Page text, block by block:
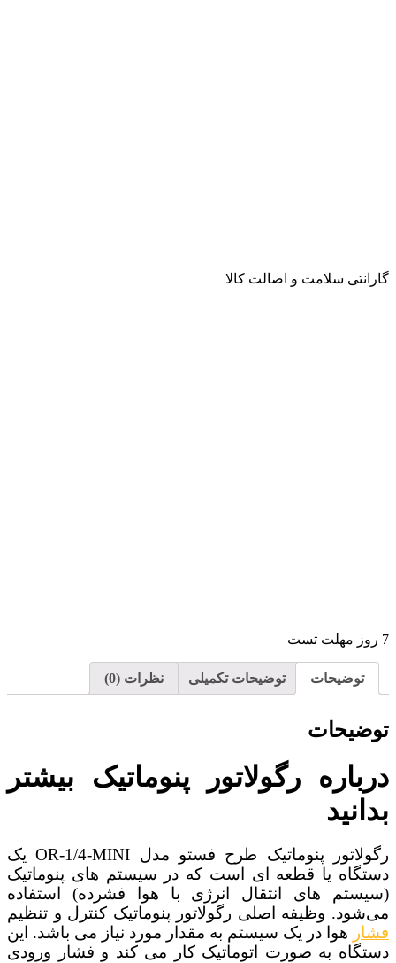
گارانتی سلامت و اصالت کالا
7 روز مهلت تست
توضیحات توضیحات تکمیلی نظرات (0)
توضیحات
درباره رگولاتور پنوماتیک بیشتر
بدانید
رگولاتور پنوماتیک طرح فستو مدل OR-1/4-MINI یک
دستگاه یا قطعه‌ ای است که در سیستم‌ های پنوماتیک
(سیستم‌ های انتقال انرژی با هوا فشرده) استفاده
می‌شود. وظیفه اصلی رگولاتور پنوماتیک کنترل و تنظیم
فشارهوا در یک سیستم به مقدار مورد نیاز می‌ باشد. این
دستگاه به صورت اتوماتیک کار می‌ کند و فشار ورودی